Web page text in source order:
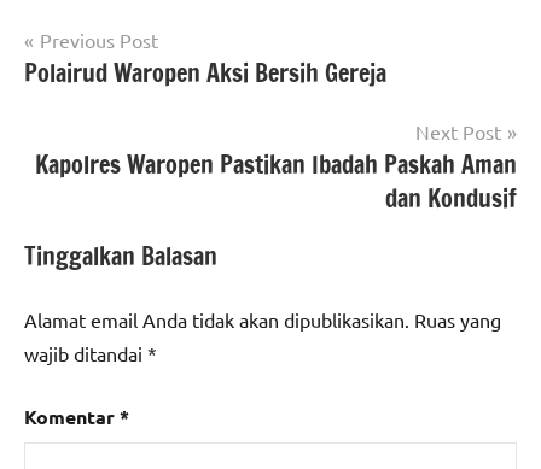
Navigasi
pos
Previous Post
Polairud Waropen Aksi Bersih Gereja
Next Post
Kapolres Waropen Pastikan Ibadah Paskah Aman
dan Kondusif
Tinggalkan Balasan
Alamat email Anda tidak akan dipublikasikan. Ruas yang
wajib ditandai *
Komentar*